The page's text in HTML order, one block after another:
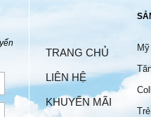
TRANG CHỦ
LIÊN HỆ
KHUYẾN MÃI